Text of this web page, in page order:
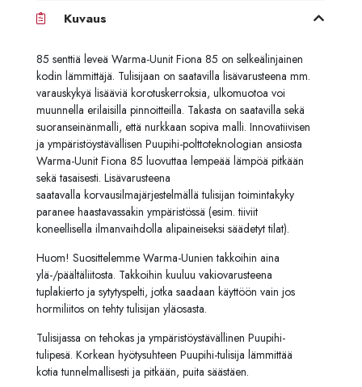
Kuvaus
85 senttiä leveä Warma-Uunit Fiona 85 on selkeälinjainen
kodin lämmittäjä. Tulisijaan on saatavilla lisävarusteena mm.
varauskykyä lisääviä korotuskerroksia, ulkomuotoa voi
muunnella erilaisilla pinnoitteilla. Takasta on saatavilla sekä
suoranseinänmalli, että nurkkaan sopiva malli. Innovatiivisen
ja ympäristöystävällisen Puupihi-polttoteknologian ansiosta
Warma-Uunit Fiona 85 luovuttaa lempeää lämpöä pitkään
sekä tasaisesti. Lisävarusteena
saatavalla korvausilmajärjestelmällä tulisijan toimintakyky
paranee haastavassakin ympäristössä (esim. tiiviit
koneellisella ilmanvaihdolla alipaineiseksi säädetyt tilat).
Huom! Suosittelemme Warma-Uunien takkoihin aina
ylä-/päältäliitosta. Takkoihin kuuluu vakiovarusteena
tuplakierto ja sytytyspelti, jotka saadaan käyttöön vain jos
hormiliitos on tehty tulisijan yläosasta.
Tulisijassa on tehokas ja ympäristöystävällinen Puupihi-
tulipesä. Korkean hyötysuhteen Puupihi-tulisija lämmittää
kotia tunnelmallisesti ja pitkään, puita säästäen.